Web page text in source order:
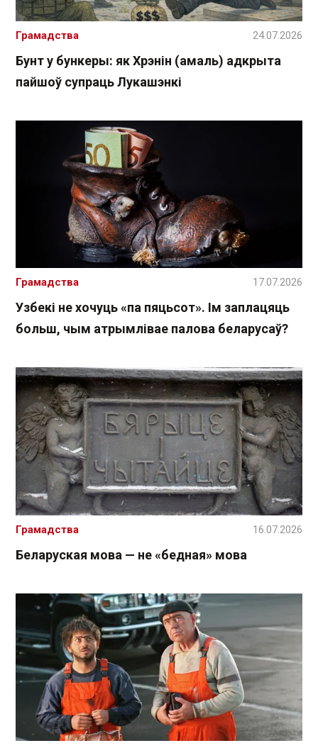
Бунт у бункеры: як Хрэнін (амаль) адкрыта
пайшоў супраць Лукашэнкі
Грамадства 24.07.2026
Узбекі не хочуць «па пяцьсот». Ім заплацяць
больш, чым атрымлівае палова беларусаў?
Грамадства 17.07.2026
Беларуская мова — не «бедная» мова
Грамадства 16.07.2026